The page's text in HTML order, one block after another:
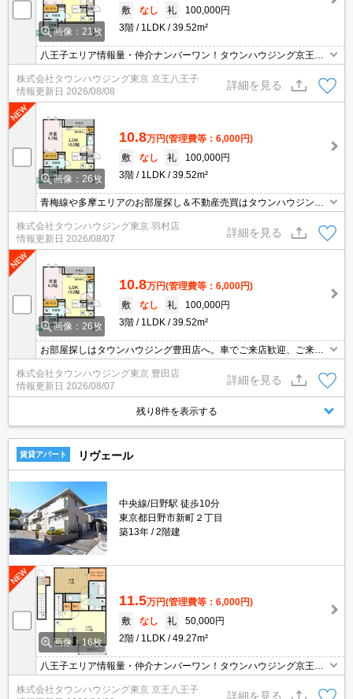
画像：21枚
敷
なし 礼
100,000円
3階
1LDK 39.52m²
八王子エリア情報量・仲介ナンバーワン！タウンハウジング京王八
王子店です!お客様用駐車場もございますので車でのご来店も大歓迎
です！
株式会社タウンハウジング東京 京王八王子
情報更新日 2026/08/08
詳細を見る
画像：26枚
10.8万円(管理費等：6,000円)
敷
なし 礼
100,000円
3階
1LDK 39.52m²
青梅線や多摩エリアのお部屋探し＆不動産売買はタウンハウジング
羽村店にお任せを！ご来店時無料駐車場ご用意あります！
株式会社タウンハウジング東京 羽村店
情報更新日 2026/08/07
詳細を見る
画像：26枚
10.8万円(管理費等：6,000円)
敷
なし 礼
100,000円
3階
1LDK 39.52m²
お部屋探しはタウンハウジング豊田店へ。車でご来店歓迎、ご来店
用お客様駐車場あり！
株式会社タウンハウジング東京 豊田店
情報更新日 2026/08/07
詳細を見る
残り8件を表示する
賃貸アパート リヴェール
中央線/日野駅 徒歩10分
東京都日野市新町２丁目
築13年
2階建
画像：16枚
11.5万円(管理費等：6,000円)
敷
なし 礼
50,000円
2階
1LDK 49.27m²
八王子エリア情報量・仲介ナンバーワン！タウンハウジング京王八
王子店です!お客様用駐車場もございますので車でのご来店も大歓迎
です！
株式会社タウンハウジング東京 京王八王子
詳細を見る